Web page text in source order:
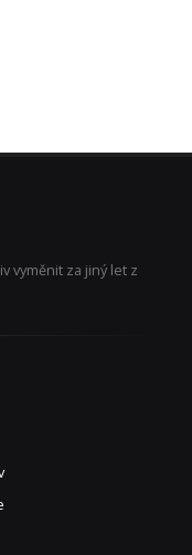
vyměnit za jiný let z